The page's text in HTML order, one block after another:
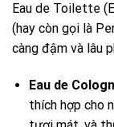
Eau de Toilette
(hay còn gọi là
càng đậm và lâu
Eau de
thích hợp cho